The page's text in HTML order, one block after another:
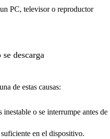
PC, televisor o reproductor
descarga
de estas causas:
o se interrumpe antes de
en el dispositivo.